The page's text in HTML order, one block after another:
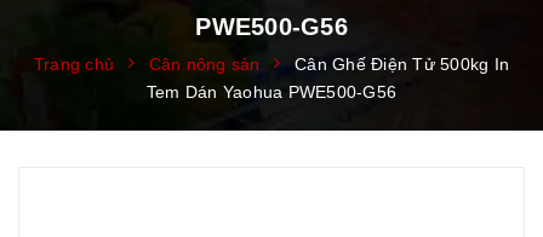
PWE500-G56
Trang chủ Cân nông sản
Cân Ghế Điện Tử 500kg In
Tem Dán Yaohua PWE500-G56